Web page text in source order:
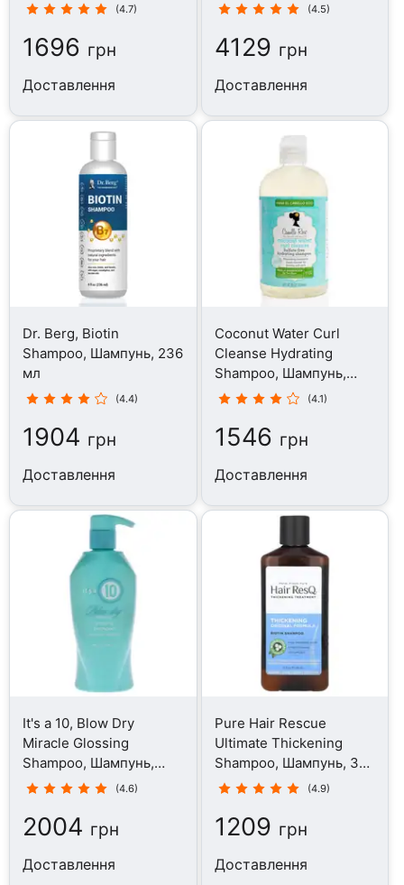
(4.7)
1696 грн
Доставлення
(4.5)
4129 грн
Доставлення
Dr. Berg, Biotin
Shampoo, Шампунь, 236
мл
(4.4)
1904 грн
Доставлення
Coconut Water Curl
Cleanse Hydrating
Shampoo, Шампунь,
354 мл
(4.1)
1546 грн
Доставлення
It's a 10, Blow Dry
Miracle Glossing
Shampoo, Шампунь,
295.7 мл
(4.6)
2004 грн
Доставлення
Pure Hair Rescue
Ultimate Thickening
Shampoo, Шампунь, 355
мл
(4.9)
1209 грн
Доставлення